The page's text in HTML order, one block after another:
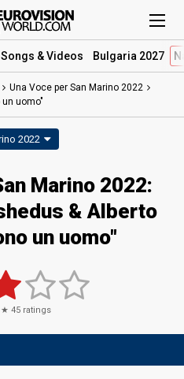
Songs & Videos Bulgaria 2027
Una Voce per San Marino 2022
un uomo"
2022
Marino 2022:
& Alberto
un uomo"
★ 45 ratings